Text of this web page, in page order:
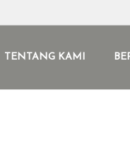
TENTANG KAMI